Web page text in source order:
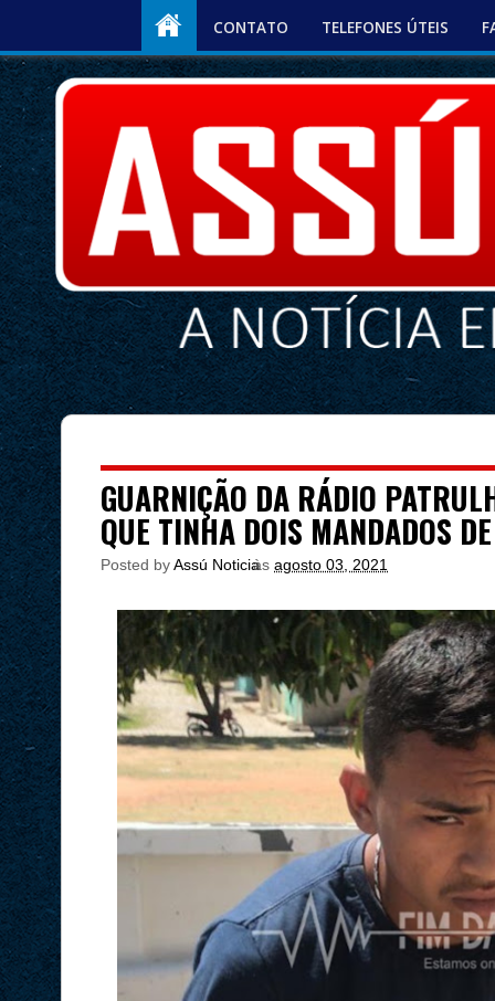
CONTATO TELEFONES ÚTEIS
GUARNIÇÃO DA RÁDIO
QUE TINHA DOIS MANDADOS
Posted byAssú Noticia
às agosto 03, 2021